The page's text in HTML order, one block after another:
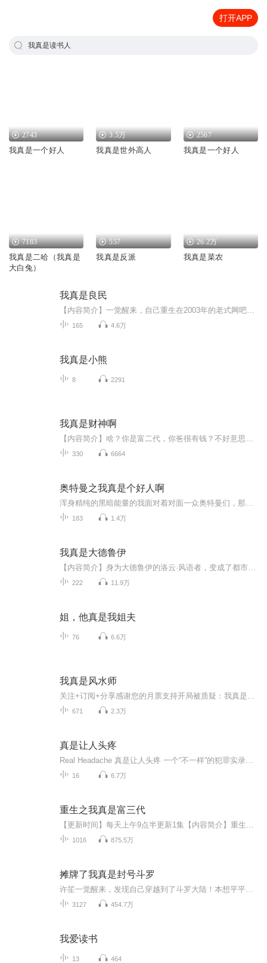
打开APP
我真是读书人
2743
我真是一个好人
3.5万
我真是世外高人
2567
我真是一个好人
7183
我真是二哈（我真是
大白兔）
557
我真是反派
26.2万
我真是菜农
我真是良民
165 4.6万
我真是小熊
8 2291
我真是财神啊
330 6664
奥特曼之我真是个好人啊
183 1.4万
我真是大德鲁伊
222 11.9万
姐，他真是我姐夫
76 6.6万
我真是风水师
671 2.3万
真是让人头疼
16 6.7万
重生之我真是富三代
1016 875.5万
摊牌了我真是封号斗罗
3127 454.7万
我爱读书
13 464